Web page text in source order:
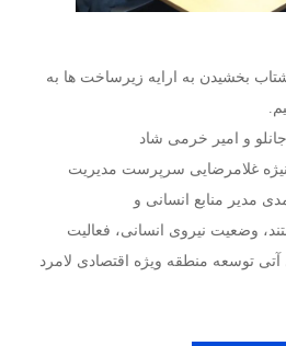
بخشیدن به ارایه زیرساخت ها به
و امیر خرمی شاد
غلامرضایی سرپرست مدیریت
مدیر منابع انسانی و
وضعیت نیروی انسانی، فعالیت
آتی توسعه منطقه ویژه اقتصادی لامرد